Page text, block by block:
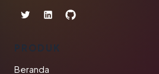
PRODUK
Beranda